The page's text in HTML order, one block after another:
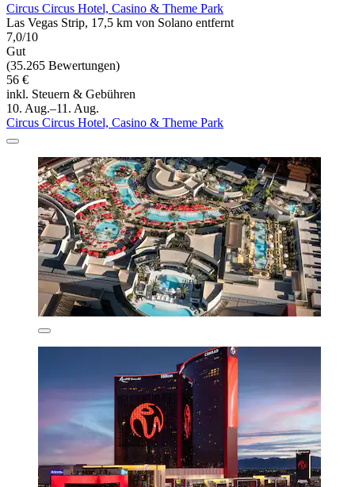
Circus Circus Hotel, Casino & Theme Park
Las Vegas Strip, 17,5 km von Solano entfernt
7,0/10
Gut
(35.265 Bewertungen)
56 €
inkl. Steuern & Gebühren
10. Aug.–11. Aug.
Circus Circus Hotel, Casino & Theme Park